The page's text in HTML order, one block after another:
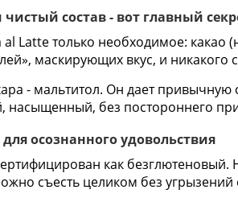
чистый состав - вот главный
Latte только необходимое: какао
маскирующих вкус, и никакого
- мальтитол. Он дает
насыщенный, без постороннего
осознанного удовольствия
как безглютеновый.
съесть целиком без угрызений